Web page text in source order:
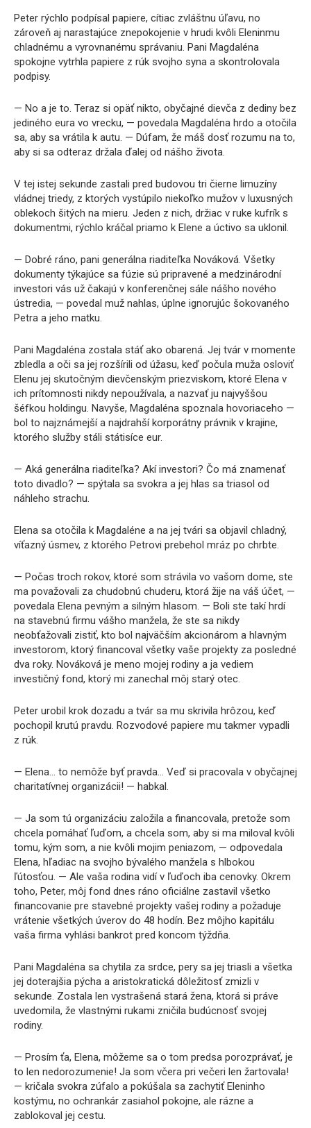
Peter rýchlo podpísal papiere, cítiac zvláštnu úľavu, no
zároveň aj narastajúce znepokojenie v hrudi kvôli Eleninmu
chladnému a vyrovnanému správaniu. Pani Magdaléna
spokojne vytrhla papiere z rúk svojho syna a skontrolovala
podpisy.
— No a je to. Teraz si opäť nikto, obyčajné dievča z dediny bez
jediného eura vo vrecku, — povedala Magdaléna hrdo a otočila
sa, aby sa vrátila k autu. — Dúfam, že máš dosť rozumu na to,
aby si sa odteraz držala ďalej od nášho života.
V tej istej sekunde zastali pred budovou tri čierne limuzíny
vládnej triedy, z ktorých vystúpilo niekoľko mužov v luxusných
oblekoch šitých na mieru. Jeden z nich, držiac v ruke kufrík s
dokumentmi, rýchlo kráčal priamo k Elene a úctivo sa uklonil.
— Dobré ráno, pani generálna riaditeľka Nováková. Všetky
dokumenty týkajúce sa fúzie sú pripravené a medzinárodní
investori vás už čakajú v konferenčnej sále nášho nového
ústredia, — povedal muž nahlas, úplne ignorujúc šokovaného
Petra a jeho matku.
Pani Magdaléna zostala stáť ako obarená. Jej tvár v momente
zbledla a oči sa jej rozšírili od úžasu, keď počula muža osloviť
Elenu jej skutočným dievčenským priezviskom, ktoré Elena v
ich prítomnosti nikdy nepoužívala, a nazvať ju najvyššou
šéfkou holdingu. Navyše, Magdaléna spoznala hovoriaceho —
bol to najznámejší a najdrahší korporátny právnik v krajine,
ktorého služby stáli státisíce eur.
— Aká generálna riaditeľka? Akí investori? Čo má znamenať
toto divadlo? — spýtala sa svokra a jej hlas sa triasol od
náhleho strachu.
Elena sa otočila k Magdaléne a na jej tvári sa objavil chladný,
víťazný úsmev, z ktorého Petrovi prebehol mráz po chrbte.
— Počas troch rokov, ktoré som strávila vo vašom dome, ste
ma považovali za chudobnú chuderu, ktorá žije na váš účet, —
povedala Elena pevným a silným hlasom. — Boli ste takí hrdí
na stavebnú firmu vášho manžela, že ste sa nikdy
neobťažovali zistiť, kto bol najväčším akcionárom a hlavným
investorom, ktorý financoval všetky vaše projekty za posledné
dva roky. Nováková je meno mojej rodiny a ja vediem
investičný fond, ktorý mi zanechal môj starý otec.
Peter urobil krok dozadu a tvár sa mu skrivila hrôzou, keď
pochopil krutú pravdu. Rozvodové papiere mu takmer vypadli
z rúk.
— Elena… to nemôže byť pravda… Veď si pracovala v obyčajnej
charitatívnej organizácii! — habkal.
— Ja som tú organizáciu založila a financovala, pretože som
chcela pomáhať ľuďom, a chcela som, aby si ma miloval kvôli
tomu, kým som, a nie kvôli mojim peniazom, — odpovedala
Elena, hľadiac na svojho bývalého manžela s hlbokou
ľútosťou. — Ale vaša rodina vidí v ľuďoch iba cenovky. Okrem
toho, Peter, môj fond dnes ráno oficiálne zastavil všetko
financovanie pre stavebné projekty vašej rodiny a požaduje
vrátenie všetkých úverov do 48 hodín. Bez môjho kapitálu
vaša firma vyhlási bankrot pred koncom týždňa.
Pani Magdaléna sa chytila za srdce, pery sa jej triasli a všetka
jej doterajšia pýcha a aristokratická dôležitosť zmizli v
sekunde. Zostala len vystrašená stará žena, ktorá si práve
uvedomila, že vlastnými rukami zničila budúcnosť svojej
rodiny.
— Prosím ťa, Elena, môžeme sa o tom predsa porozprávať, je
to len nedorozumenie! Ja som včera pri večeri len žartovala!
— kričala svokra zúfalo a pokúšala sa zachytiť Eleninho
kostýmu, no ochrankár zasiahol pokojne, ale rázne a
zablokoval jej cestu.